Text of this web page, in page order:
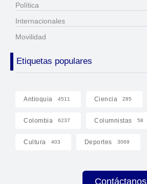
Política
Internacionales
Movilidad
Etiquetas populares
Antioquia 4511 Ciencia 285
Colombia 6237 Columnistas 58
Cultura 403 Deportes 3069
Contáctanos